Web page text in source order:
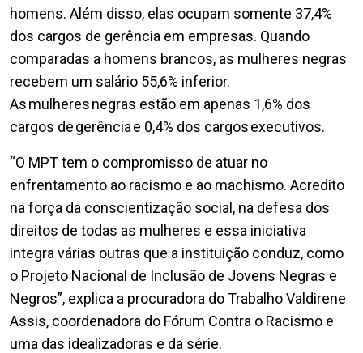
homens. Além disso, elas ocupam somente 37,4%
dos cargos de gerência em empresas. Quando
comparadas a homens brancos, as mulheres negras
recebem um salário 55,6% inferior.
As mulheres negras estão em apenas 1,6% dos
cargos de gerência e 0,4% dos cargos executivos.
“O MPT tem o compromisso de atuar no
enfrentamento ao racismo e ao machismo. Acredito
na força da conscientização social, na defesa dos
direitos de todas as mulheres e essa iniciativa
integra várias outras que a instituição conduz, como
o Projeto Nacional de Inclusão de Jovens Negras e
Negros”, explica a procuradora do Trabalho Valdirene
Assis, coordenadora do Fórum Contra o Racismo e
uma das idealizadoras e da série.